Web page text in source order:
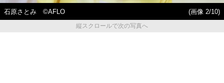
石原さとみ ©AFLO
(画像 2/10)
縦スクロールで次の写真へ